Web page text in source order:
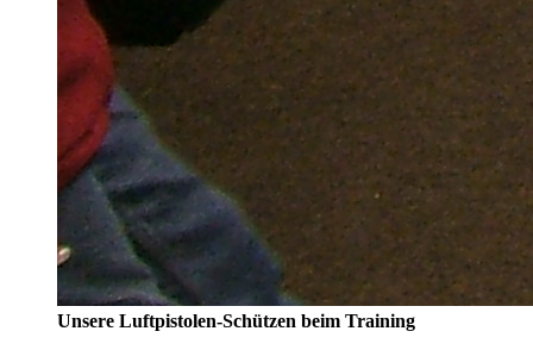
Unsere Luftpistolen-Schützen beim Training